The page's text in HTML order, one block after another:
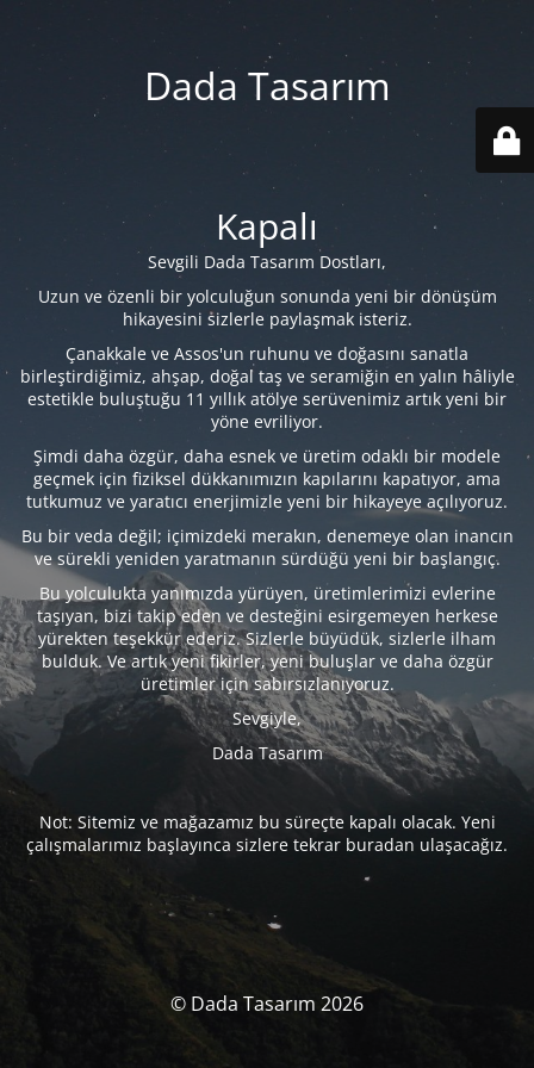
Dada Tasarım
Kapalı
Sevgili Dada Tasarım Dostları,
Uzun ve özenli bir yolculuğun sonunda yeni bir dönüşüm
hikayesini sizlerle paylaşmak isteriz.
Çanakkale ve Assos'un ruhunu ve doğasını sanatla
birleştirdiğimiz, ahşap, doğal taş ve seramiğin en yalın hâliyle
estetikle buluştuğu 11 yıllık atölye serüvenimiz artık yeni bir
yöne evriliyor.
Şimdi daha özgür, daha esnek ve üretim odaklı bir modele
geçmek için fiziksel dükkanımızın kapılarını kapatıyor, ama
tutkumuz ve yaratıcı enerjimizle yeni bir hikayeye açılıyoruz.
Bu bir veda değil; içimizdeki merakın, denemeye olan inancın
ve sürekli yeniden yaratmanın sürdüğü yeni bir başlangıç.
Bu yolculukta yanımızda yürüyen, üretimlerimizi evlerine
taşıyan, bizi takip eden ve desteğini esirgemeyen herkese
yürekten teşekkür ederiz. Sizlerle büyüdük, sizlerle ilham
bulduk. Ve artık yeni fikirler, yeni buluşlar ve daha özgür
üretimler için sabırsızlanıyoruz.
Sevgiyle,
Dada Tasarım
Not: Sitemiz ve mağazamız bu süreçte kapalı olacak. Yeni
çalışmalarımız başlayınca sizlere tekrar buradan ulaşacağız.
© Dada Tasarım 2026